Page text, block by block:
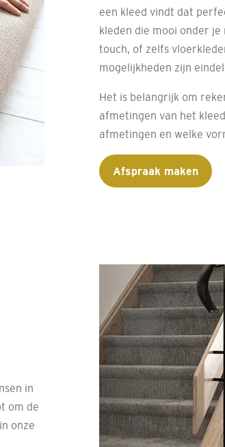
een kleed vindt dat
kleden die mooi onder
touch, of zelfs
mogelijkheden zijn
Het is belangrijk om
afmetingen van het
afmetingen en welke
Afspraak maken
in
om de
onze